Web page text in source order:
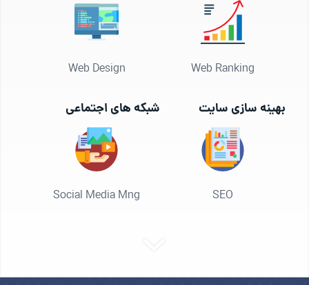
Web Ranking
Web Design
بهینه سازی سایت
SEO
شبکه های اجتماعی
Social Media Mng